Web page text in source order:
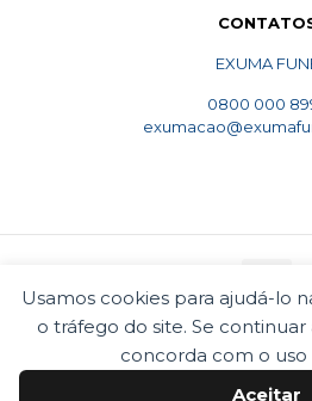
Usamos cookies para ajudá-lo
o tráfego do site. Se continuar
concorda com o uso
Aceitar
EXUMA
0800 000
© 2010 Exumafune. Todos
0800 000 8995. Exumações de
Termos e condições